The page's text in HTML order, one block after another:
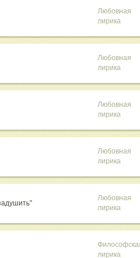
Любовная
лирика
Любовная
лирика
Любовная
лирика
Любовная
лирика
Любовная
лирика
лирика